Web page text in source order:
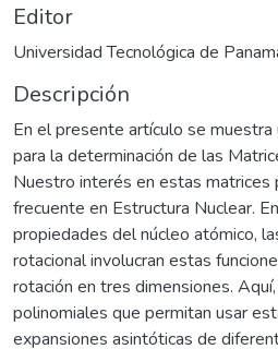
Editor
Universidad Tecnológica de
Descripción
En el presente artículo se
para la determinación de las
Nuestro interés en estas matrices
frecuente en Estructura Nuclear.
propiedades del núcleo atómico,
rotacional involucran estas
rotación en tres dimensiones.
polinomiales que permitan usar
expansiones asintóticas de